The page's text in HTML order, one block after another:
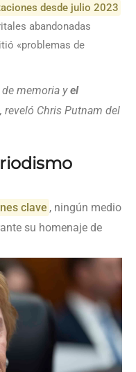
desde julio 2023
abandonadas
«problemas de
memoria yel
reveló Chris Putnam del
clave , ningún medio
su homenaje de